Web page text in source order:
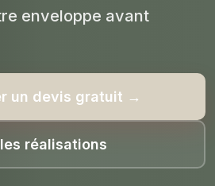
enveloppe avant
un devis gratuit →
réalisations